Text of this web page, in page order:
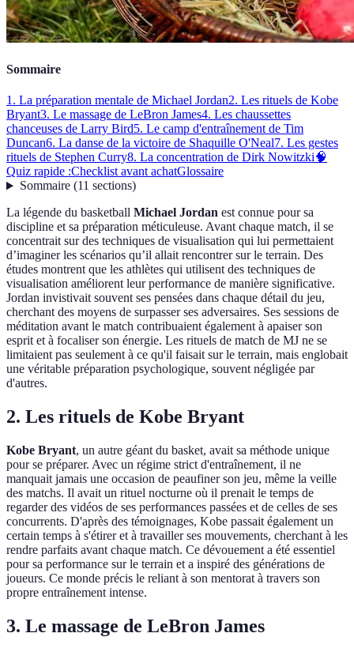
Sommaire
1. La préparation mentale de Michael Jordan2. Les rituels de Kobe
Bryant3. Le massage de LeBron James4. Les chaussettes
chanceuses de Larry Bird5. Le camp d'entraînement de Tim
Duncan6. La danse de la victoire de Shaquille O'Neal7. Les gestes
rituels de Stephen Curry8. La concentration de Dirk Nowitzki🧠
Quiz rapide :Checklist avant achatGlossaire
Sommaire(11 sections)
La légende du basketball Michael Jordan est connue pour sa
discipline et sa préparation méticuleuse. Avant chaque match, il se
concentrait sur des techniques de visualisation qui lui permettaient
d’imaginer les scénarios qu’il allait rencontrer sur le terrain. Des
études montrent que les athlètes qui utilisent des techniques de
visualisation améliorent leur performance de manière significative.
Jordan invistivait souvent ses pensées dans chaque détail du jeu,
cherchant des moyens de surpasser ses adversaires. Ses sessions de
méditation avant le match contribuaient également à apaiser son
esprit et à focaliser son énergie. Les rituels de match de MJ ne se
limitaient pas seulement à ce qu'il faisait sur le terrain, mais englobait
une véritable préparation psychologique, souvent négligée par
d'autres.
2. Les rituels de Kobe Bryant
Kobe Bryant, un autre géant du basket, avait sa méthode unique
pour se préparer. Avec un régime strict d'entraînement, il ne
manquait jamais une occasion de peaufiner son jeu, même la veille
des matchs. Il avait un rituel nocturne où il prenait le temps de
regarder des vidéos de ses performances passées et de celles de ses
concurrents. D'après des témoignages, Kobe passait également un
certain temps à s'étirer et à travailler ses mouvements, cherchant à les
rendre parfaits avant chaque match. Ce dévouement a été essentiel
pour sa performance sur le terrain et a inspiré des générations de
joueurs. Ce monde précis le reliant à son mentorat à travers son
propre entraînement intense.
3. Le massage de LeBron James